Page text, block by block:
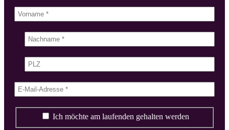
Ich möchte am laufenden gehalten werden